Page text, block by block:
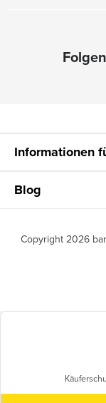
Informationen
Blog
Copyright 2026